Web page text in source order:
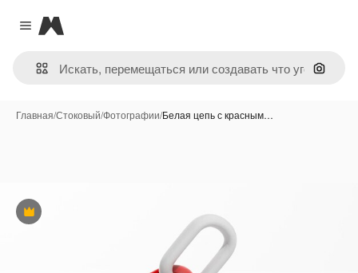
Close menu
Magnific
Поиск
Главная/Стоковый/Фотографии/Белая цепь с красным…
Премиум